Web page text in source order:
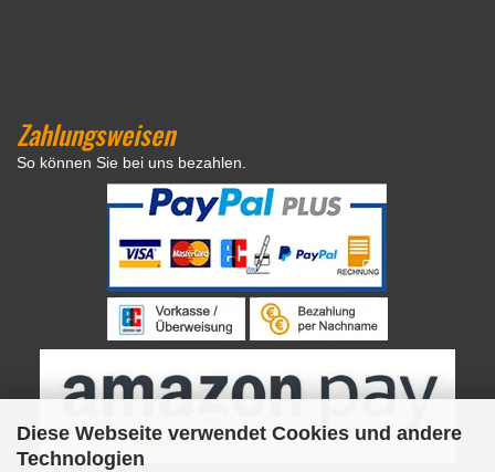
Diese Webseite verwendet Cookies und andere
Technologien
Zahlungsweisen
So können Sie bei uns bezahlen.